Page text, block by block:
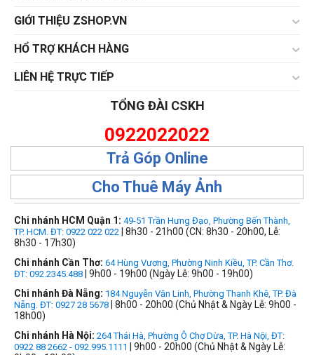
GIỚI THIỆU ZSHOP.VN
HỔ TRỢ KHÁCH HÀNG
LIÊN HỆ TRỰC TIẾP
TỔNG ĐÀI CSKH
0922022022
Trả Góp Online
Cho Thuê Máy Ảnh
Chi nhánh HCM Quận 1: 49-51 Trần Hưng Đạo, Phường Bến Thành,
TP. HCM. ĐT: 0922 022 022 | 8h30 - 21h00 (CN: 8h30 - 20h00, Lễ:
8h30 - 17h30)
Chi nhánh Cần Thơ: 64 Hùng Vương, Phường Ninh Kiều, TP. Cần Thơ.
ĐT: 092.2345.488 | 9h00 - 19h00 (Ngày Lễ: 9h00 - 19h00)
Chi nhánh Đà Nẵng: 184 Nguyễn Văn Linh, Phường Thanh Khê, TP. Đà
Nẵng. ĐT: 0927 28 5678 | 8h00 - 20h00 (Chủ Nhật & Ngày Lễ: 9h00 -
18h00)
Chi nhánh Hà Nội: 264 Thái Hà, Phường Ô Chợ Dừa, TP. Hà Nội, ĐT:
0922 88 2662 - 092.995.1111
| 9h00 - 20h00 (Chủ Nhật & Ngày Lễ: